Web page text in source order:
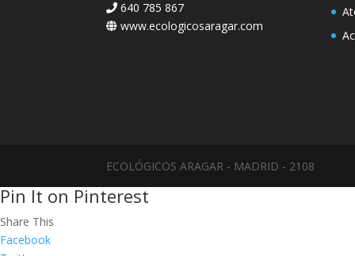
640 785 867
www.ecologicosaragar.com
ECOLÓGICOS ARAGAR - MADRID - 2108
Pin It on Pinterest
Share This
Facebook